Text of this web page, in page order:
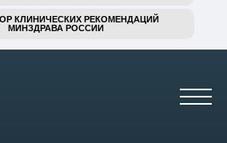
КЛИНИЧЕСКИХ РЕКОМЕНДАЦИЙ
МИНЗДРАВА РОССИИ